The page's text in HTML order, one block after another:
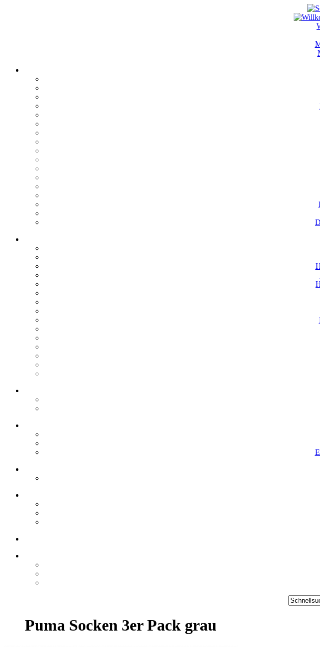
Puma Socken 3er Pack grau